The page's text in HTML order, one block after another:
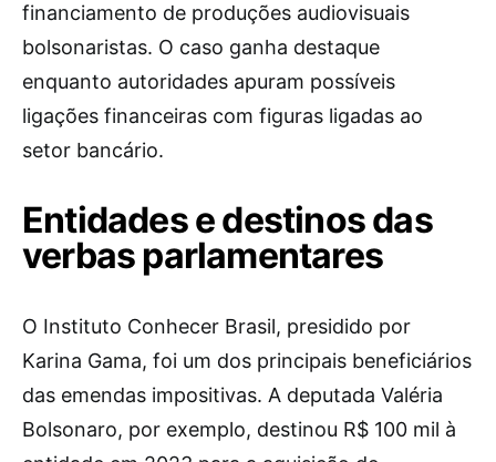
financiamento de produções audiovisuais
bolsonaristas. O caso ganha destaque
enquanto autoridades apuram possíveis
ligações financeiras com figuras ligadas ao
setor bancário.
Entidades e destinos das
verbas parlamentares
O Instituto Conhecer Brasil, presidido por
Karina Gama, foi um dos principais beneficiários
das emendas impositivas. A deputada Valéria
Bolsonaro, por exemplo, destinou R$ 100 mil à